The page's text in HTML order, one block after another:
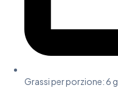
Grassi per porzione: 6 g​